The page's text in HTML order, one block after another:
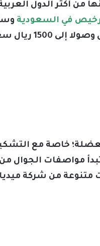
أكثر الدول العربية
في السعودية
خاصة مع
من 128 جيجا بايت، مع معالجات